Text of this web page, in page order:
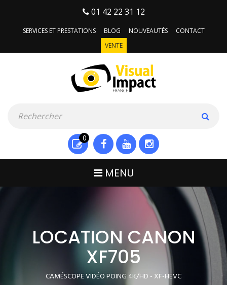
01 42 22 31 12
SERVICES ET PRESTATIONS BLOG NOUVEAUTÉS
CONTACT
VENTE
0
MENU
LOCATION CANON
XF705
CAMÉSCOPE VIDÉO POING 4K/HD - XF-HEVC